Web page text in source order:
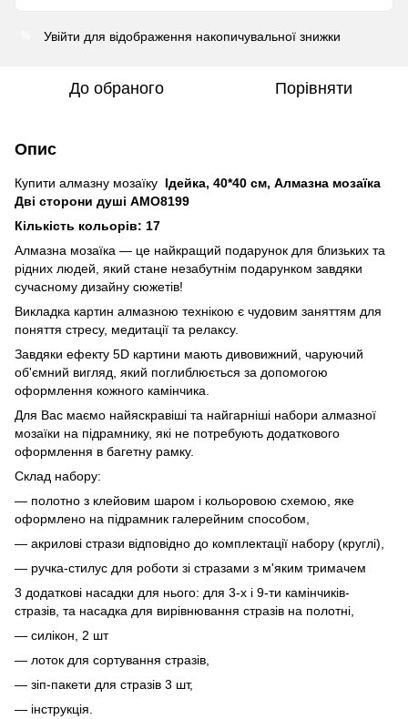
Увійти для відображення накопичувальної знижки
До обраного Порівняти
Опис
Купити алмазну мозаїку Ідейка, 40*40 см, Алмазна мозаїка
Дві сторони душі AMO8199
Кількість кольорів: 17
Алмазна мозаїка — це найкращий подарунок для близьких та
рідних людей, який стане незабутнім подарунком завдяки
сучасному дизайну сюжетів!
Викладка картин алмазною технікою є чудовим заняттям для
поняття стресу, медитації та релаксу.
Завдяки ефекту 5D картини мають дивовижний, чаруючий
об'ємний вигляд, який поглиблюється за допомогою
оформлення кожного камінчика.
Для Вас маємо найяскравіші та найгарніші набори алмазної
мозаїки на підрамнику, які не потребують додаткового
оформлення в багетну рамку.
Склад набору:
— полотно з клейовим шаром і кольоровою схемою, яке
оформлено на підрамник галерейним способом,
— акрилові стрази відповідно до комплектації набору (круглі),
— ручка-стилус для роботи зі стразами з м'яким тримачем
3 додаткові насадки для нього: для 3-х і 9-ти камінчиків-
стразів, та насадка для вирівнювання стразів на полотні,
— силікон, 2 шт
— лоток для сортування стразів,
— зіп-пакети для стразів 3 шт,
— інструкція.